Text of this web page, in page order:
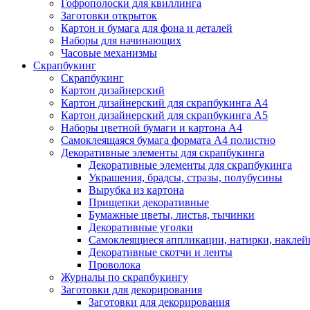
Гофрополоски для квиллинга
Заготовки открыток
Картон и бумага для фона и деталей
Наборы для начинающих
Часовые механизмы
Скрапбукинг
Скрапбукинг
Картон дизайнерский
Картон дизайнерский для скрапбукинга А4
Картон дизайнерский для скрапбукинга А5
Наборы цветной бумаги и картона А4
Самоклеящаяся бумага формата А4 полистно
Декоративные элементы для скрапбукинга
Декоративные элементы для скрапбукинга
Украшения, брадсы, стразы, полубусины
Вырубка из картона
Прищепки декоративные
Бумажные цветы, листья, тычинки
Декоративные уголки
Самоклеящиеся аппликации, натирки,
Декоративные скотчи и ленты
Проволока
Журналы по скрапбукингу
Заготовки для декорирования
Заготовки для декорирования